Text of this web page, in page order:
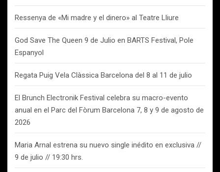
Ressenya de «Mi madre y el dinero» al Teatre Lliure
God Save The Queen 9 de Julio en BARTS Festival, Pole
Espanyol
Regata Puig Vela Clàssica Barcelona del 8 al 11 de julio
El Brunch Electronik Festival celebra su macro-evento
anual en el Parc del Fòrum Barcelona 7, 8 y 9 de agosto de
2026
Maria Arnal estrena su nuevo single inédito en exclusiva //
9 de julio // 19:30 hrs.